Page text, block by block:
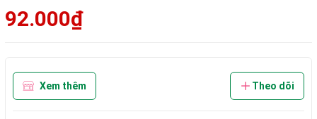
92.000₫
Xem thêm Theo dõi